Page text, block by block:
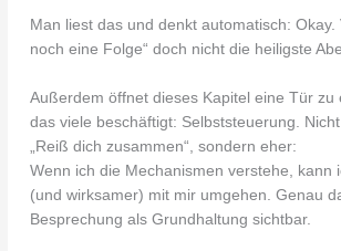
Man liest das und denkt automatisch: Okay.
noch eine Folge“ doch nicht die heiligste
Außerdem öffnet dieses Kapitel eine Tür zu
das viele beschäftigt: Selbststeuerung.
„Reiß dich zusammen“, sondern eher:
Wenn ich die Mechanismen verstehe, kann
(und wirksamer) mit mir umgehen. Genau
Besprechung als Grundhaltung sichtbar.